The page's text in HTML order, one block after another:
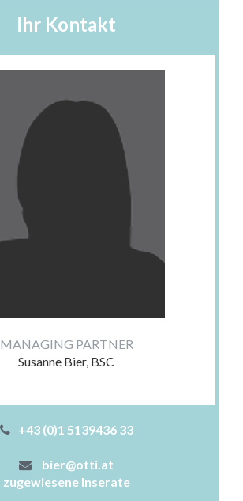
Ihr Kontakt
MANAGING PARTNER
Susanne Bier, BSC
+43 (0)1 5139436 33
bier@otti.at
zugewiesene Inserate